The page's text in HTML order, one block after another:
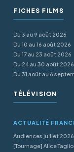
FICHES FILMS
Du 3 au 9 août 2026
Du 10 au 16 août 2026
Du 17 au 23 août 2026
Du 24 au 30 août 2026
Du 31 août au 6
TÉLÉVISION
ACTUALITÉ
Audiences juillet 2026
[Tournage] Alice